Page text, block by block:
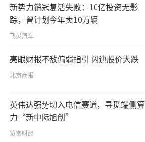
新势力销冠复活失败：10亿投资无影
踪，曾计划今年卖10万辆
飞灵汽车
亮眼财报不敌偏弱指引 闪迪股价大跌
北京商报
英伟达强势切入电信赛道，寻觅端侧算
力“新中际旭创”
览富财经